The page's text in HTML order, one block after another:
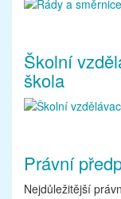
Školní
škola
Právní
Nejdůležitější